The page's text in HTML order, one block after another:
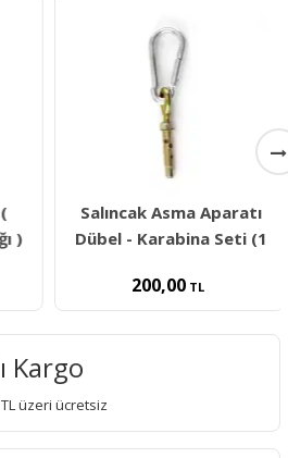
)
Salıncak Asma Aparatı
Dübel - Karabina Seti (1
200,00TL
Kargo
TL üzeri ücretsiz